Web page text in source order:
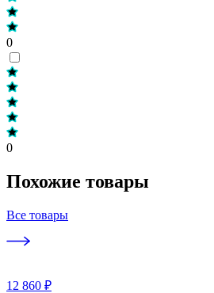
0
0
Похожие товары
Все товары
12 860 ₽